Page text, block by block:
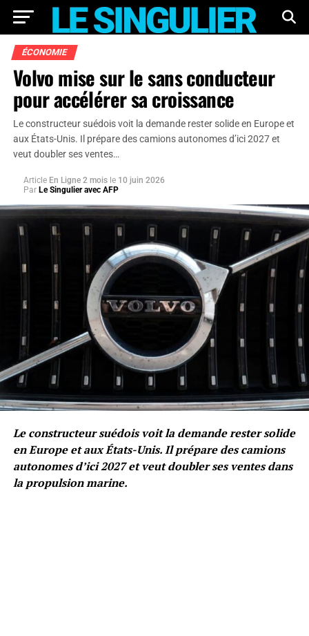
ÉCONOMIE
Volvo mise sur le sans conducteur
pour accélérer sa croissance
Le constructeur suédois voit la demande rester solide en Europe et
aux États-Unis. Il prépare des camions autonomes d’ici 2027 et
veut doubler ses ventes…
Article En Ligne 2 mois le 10 juin 2026
Par Le Singulier avec AFP
Le constructeur suédois voit la demande rester solide
en Europe et aux États-Unis. Il prépare des camions
autonomes d’ici 2027 et veut doubler ses ventes dans
la propulsion marine.